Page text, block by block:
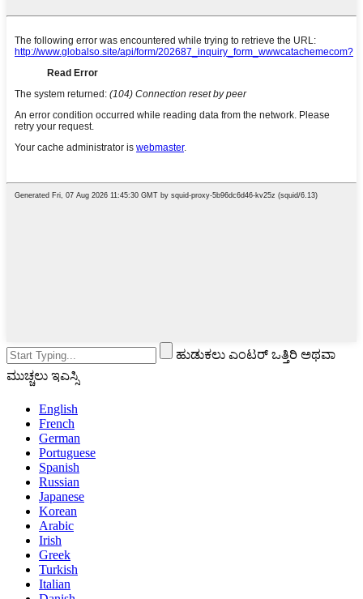
ಹುಡುಕಲು ಎಂಟರ್ ಒತ್ತಿರಿ ಅಥವಾ
ಮುಚ್ಚಲು ಇಎಸ್ಸಿ
English
French
German
Portuguese
Spanish
Russian
Japanese
Korean
Arabic
Irish
Greek
Turkish
Italian